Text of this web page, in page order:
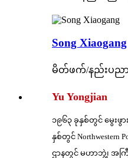
Song Xiaogang
မိတ်ဖက်/နည်းပည
Yu Yongjian
၁၉၆၃ ခုနှစ်တွင် မွေးဖွ
နှစ်တွင် Northwestern
ဌာနတွင် မဟာဘွဲ့၊ အက